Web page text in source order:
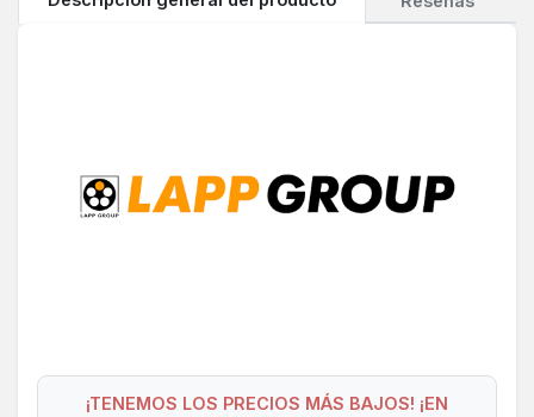
¡TENEMOS LOS PRECIOS MÁS BAJOS! ¡EN